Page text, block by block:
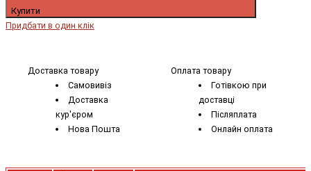
Купити
Придбати в один клік
Доставка товару
Самовивіз
Доставка
кур'єром
Нова Пошта
Оплата товару
Готівкою при
доставці
Післяплата
Онлайн оплата